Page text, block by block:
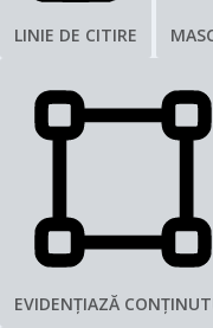
LINIE DE CITIRE
EVIDENȚIAZĂ